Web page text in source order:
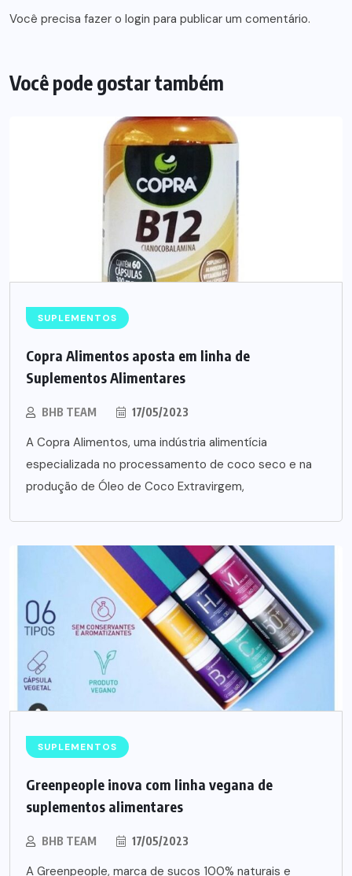
Você precisa fazer o login para publicar um comentário.
Você pode gostar também
SUPLEMENTOS
Copra Alimentos aposta em linha de
Suplementos Alimentares
BHB TEAM 17/05/2023
A Copra Alimentos, uma indústria alimentícia
especializada no processamento de coco seco e na
produção de Óleo de Coco Extravirgem,
SUPLEMENTOS
Greenpeople inova com linha vegana de
suplementos alimentares
BHB TEAM 17/05/2023
A Greenpeople, marca de sucos 100% naturais e